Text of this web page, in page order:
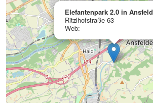
Elefantenpark 2.0 in
Ritzlhofstraße 63
Web: